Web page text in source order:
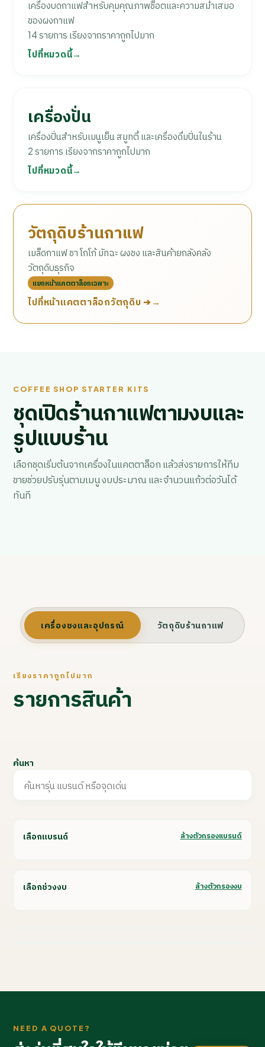
เครื่องบดกาแฟสำหรับคุมคุณภาพช็อตและความสม่ำเสมอ
ของผงกาแฟ
14 รายการ เรียงจากราคาถูกไปมาก
ไปที่หมวดนี้
เครื่องปั่น
เครื่องปั่นสำหรับเมนูเย็น สมูทตี้ และเครื่องดื่มปั่นในร้าน
2 รายการ เรียงจากราคาถูกไปมาก
ไปที่หมวดนี้
วัตถุดิบร้านกาแฟ
เมล็ดกาแฟ ชา โกโก้ มัทฉะ ผงชง และสินค้ายกลังคลัง
วัตถุดิบธุรกิจ
แยกหน้าแคตตาล็อกเฉพาะ
ไปที่หน้าแคตตาล็อกวัตถุดิบ ➔
COFFEE SHOP STARTER KITS
ชุดเปิดร้านกาแฟตามงบและ
รูปแบบร้าน
เลือกชุดเริ่มต้นจากเครื่องในแคตตาล็อก แล้วส่งรายการให้ทีม
ขายช่วยปรับรุ่นตามเมนู งบประมาณ และจำนวนแก้วต่อวันได้
ทันที
เครื่องชงและอุปกรณ์ วัตถุดิบร้านกาแฟ
เรียงราคาถูกไปมาก
รายการสินค้า
ค้นหา
เลือกแบรนด์ ล้างตัวกรองแบรนด์
เลือกช่วงงบ ล้างตัวกรองงบ
NEED A QUOTE?